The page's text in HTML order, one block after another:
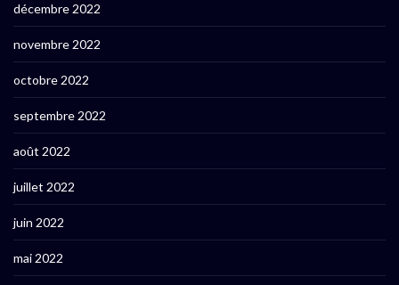
décembre 2022
novembre 2022
octobre 2022
septembre 2022
août 2022
juillet 2022
juin 2022
mai 2022